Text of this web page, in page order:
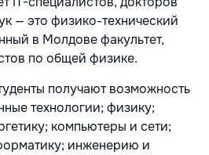
— это физико-технический
в Молдове факультет,
по общей физике.
получают возможность
технологии; физику;
компьютеры и сети;
инженерию и